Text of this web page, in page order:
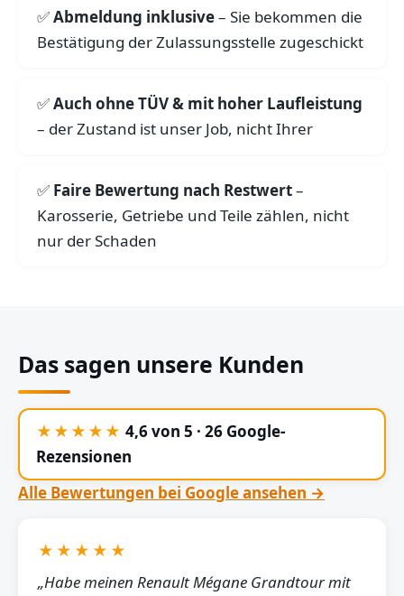
Abmeldung inklusive– Sie bekommen die
Bestätigung der Zulassungsstelle zugeschickt
Auch ohne TÜV & mit hoher Laufleistung
– der Zustand ist unser Job, nicht Ihrer
Faire Bewertung nach Restwert–
Karosserie, Getriebe und Teile zählen, nicht
nur der Schaden
Das sagen unsere Kunden
★★★★★ 4,6 von 5 · 26 Google-
Rezensionen
Alle Bewertungen bei Google ansehen →
★★★★★
„Habe meinen Renault Mégane Grandtour mit